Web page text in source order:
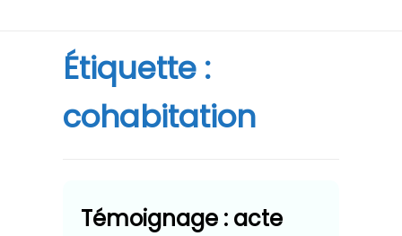
Étiquette :
cohabitation
Témoignage : acte